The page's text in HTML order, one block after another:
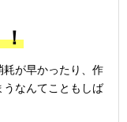
！
が早かったり、作
なんてこともしば